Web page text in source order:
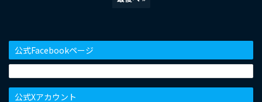
公式Facebookページ
公式Xアカウント